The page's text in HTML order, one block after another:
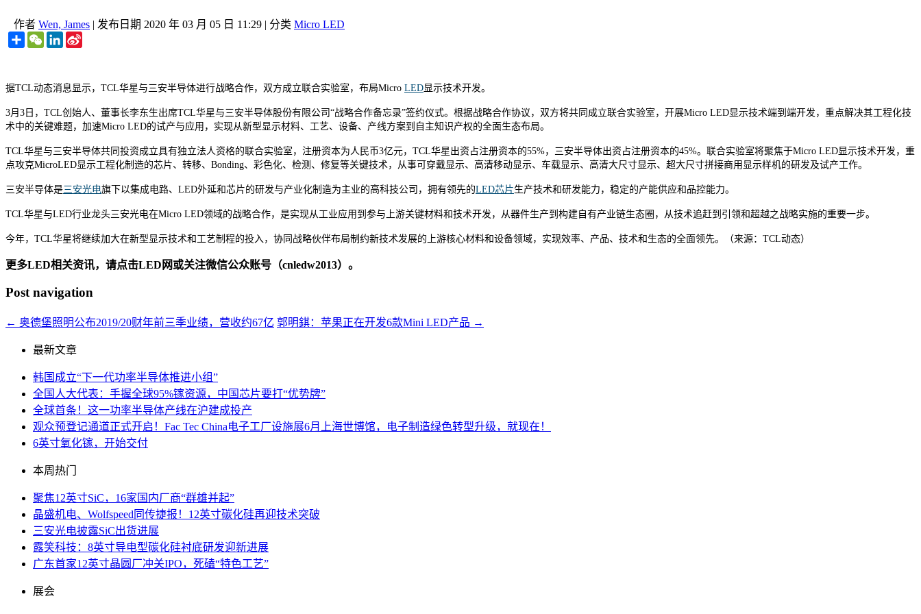
作者 Wen, James | 发布日期 2020 年 03 月 05 日 11:29 | 分类 Micro LED
ShareWeChatLinkedIn
据TCL动态消息显示，TCL华星与三安半导体进行战略合作，双方成立联合实验室，布局Micro LED显示技术开发。
3月3日，TCL创始人、董事长李东生出席TCL华星与三安半导体股份有限公司“战略合作备忘录”签约仪式。根据战略合作协议，双方将共同成立联合实验室，开展Micro LED显示技术端到端开发，重点解决其工程化技
术中的关键难题，加速Micro LED的试产与应用，实现从新型显示材料、工艺、设备、产线方案到自主知识产权的全面生态布局。
TCL华星与三安半导体共同投资成立具有独立法人资格的联合实验室，注册资本为人民币3亿元，TCL华星出资占注册资本的55%，三安半导体出资占注册资本的45%。联合实验室将聚焦于Micro LED显示技术开发，重
点攻克MicroLED显示工程化制造的芯片、转移、Bonding、彩色化、检测、修复等关键技术，从事可穿戴显示、高清移动显示、车载显示、高清大尺寸显示、超大尺寸拼接商用显示样机的研发及试产工作。
三安半导体是三安光电旗下以集成电路、LED外延和芯片的研发与产业化制造为主业的高科技公司，拥有领先的LED芯片生产技术和研发能力，稳定的产能供应和品控能力。
TCL华星与LED行业龙头三安光电在Micro LED领域的战略合作，是实现从工业应用到参与上游关键材料和技术开发，从器件生产到构建自有产业链生态圈，从技术追赶到引领和超越之战略实施的重要一步。
今年，TCL华星将继续加大在新型显示技术和工艺制程的投入，协同战略伙伴布局制约新技术发展的上游核心材料和设备领域，实现效率、产品、技术和生态的全面领先。（来源：TCL动态）
更多LED相关资讯，请点击LED网或关注微信公众账号（cnledw2013）。
Post navigation
← 奥德堡照明公布2019/20财年前三季业绩，营收约67亿 郭明錤：苹果正在开发6款Mini LED产品 →
最新文章
韩国成立“下一代功率半导体推进小组”
全国人大代表：手握全球95%镓资源，中国芯片要打“优势牌”
全球首条！这一功率半导体产线在沪建成投产
观众预登记通道正式开启！Fac Tec China电子工厂设施展6月上海世博馆，电子制造绿色转型升级，就现在！
6英寸氧化镓，开始交付
本周热门
聚焦12英寸SiC，16家国内厂商“群雄并起”
晶盛机电、Wolfspeed同传捷报！12英寸碳化硅再迎技术突破
三安光电披露SiC出货进展
露笑科技：8英寸导电型碳化硅衬底研发迎新进展
广东首家12英寸晶圆厂冲关IPO，死磕“特色工艺”
展会